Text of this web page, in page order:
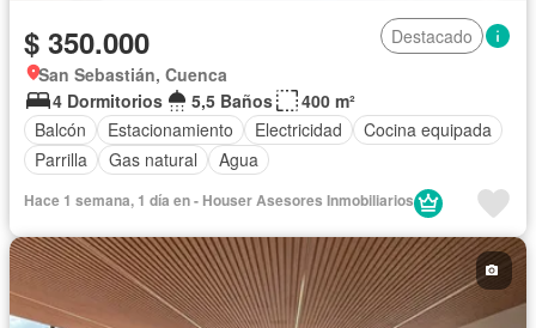
$ 350.000
Destacado
San Sebastián, Cuenca
4 Dormitorios
5,5 Baños
400 m²
Balcón
Estacionamiento Electricidad
Cocina equipada
Parrilla
Gas natural Agua
Hace 1 semana, 1 día en - Houser Asesores Inmobiliarios